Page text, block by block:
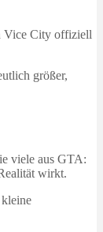
Vice City offiziell
größer,
viele aus GTA:
wirkt.